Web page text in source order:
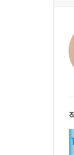
교육
[정
[공
7. 무
[정
8.